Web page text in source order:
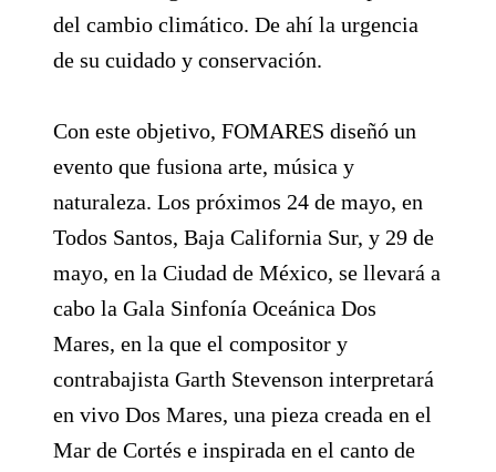
del cambio climático. De ahí la urgencia
de su cuidado y conservación.
Con este objetivo, FOMARES diseñó un
evento que fusiona arte, música y
naturaleza. Los próximos 24 de mayo, en
Todos Santos, Baja California Sur, y 29 de
mayo, en la Ciudad de México, se llevará a
cabo la Gala Sinfonía Oceánica Dos
Mares, en la que el compositor y
contrabajista Garth Stevenson interpretará
en vivo Dos Mares, una pieza creada en el
Mar de Cortés e inspirada en el canto de